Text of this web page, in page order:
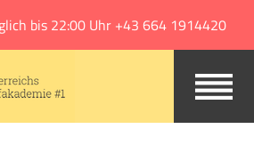
bis 22:00 Uhr +43 664 1914420